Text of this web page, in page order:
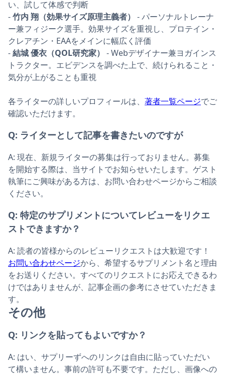
い、試して体感で判断
-竹内 翔（効果サイズ原理主義者） - パーソナルトレーナ
ー兼フィジーク選手。効果サイズを重視し、プロテイン・
クレアチン・EAAをメインに幅広く評価
-結城 優衣（QOL研究家） - Webデザイナー兼ヨガインス
トラクター。エビデンスを調べた上で、続けられること・
気分が上がることも重視
各ライターの詳しいプロフィールは、 著者一覧ページでご
確認いただけます。
Q: ライターとして記事を書きたいのですが
A: 現在、新規ライターの募集は行っておりません。募集
を開始する際は、当サイトでお知らせいたします。ゲスト
執筆にご興味がある方は、お問い合わせページからご相談
ください。
Q: 特定のサプリメントについてレビューをリクエ
ストできますか？
A: 読者の皆様からのレビューリクエストは大歓迎です！
お問い合わせページから、希望するサプリメント名と理由
をお送りください。すべてのリクエストにお応えできるわ
けではありませんが、記事企画の参考にさせていただきま
す。
その他
Q: リンクを貼ってもよいですか？
A: はい、サプリーずへのリンクは自由に貼っていただい
て構いません。事前の許可も不要です。ただし、画像への